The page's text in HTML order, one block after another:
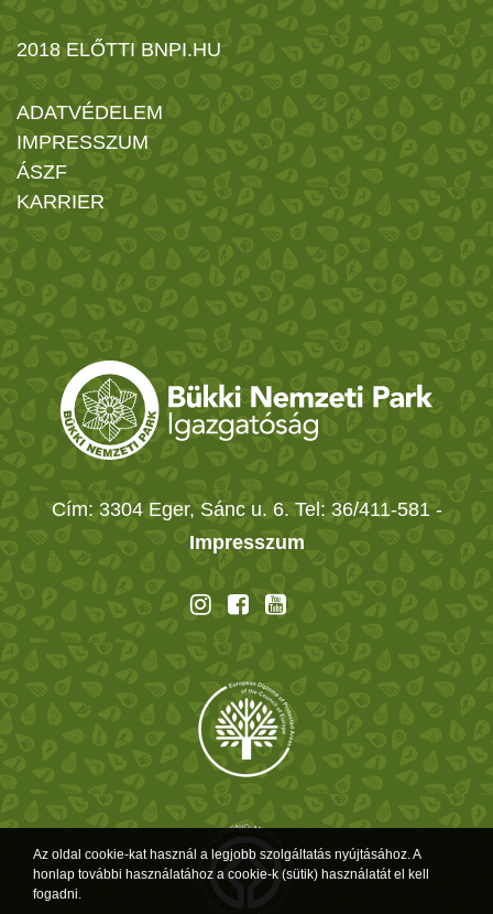
2018 ELŐTTI BNPI.HU
ADATVÉDELEM
IMPRESSZUM
ÁSZF
KARRIER
Cím: 3304 Eger, Sánc u. 6. Tel: 36/411-581 -
Impresszum
Az oldal cookie-kat használ a legjobb szolgáltatás nyújtásához. A
honlap további használatához a cookie-k (sütik) használatát el kell
fogadni.